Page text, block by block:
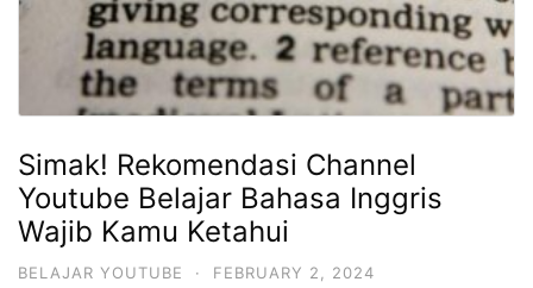
Simak! Rekomendasi Channel
Youtube Belajar Bahasa Inggris
Wajib Kamu Ketahui
BELAJAR YOUTUBE · FEBRUARY 2, 2024